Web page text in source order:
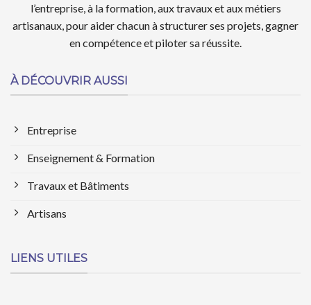
l’entreprise, à la formation, aux travaux et aux métiers
artisanaux, pour aider chacun à structurer ses projets, gagner
en compétence et piloter sa réussite.
À DÉCOUVRIR AUSSI
Entreprise
Enseignement & Formation
Travaux et Bâtiments
Artisans
LIENS UTILES